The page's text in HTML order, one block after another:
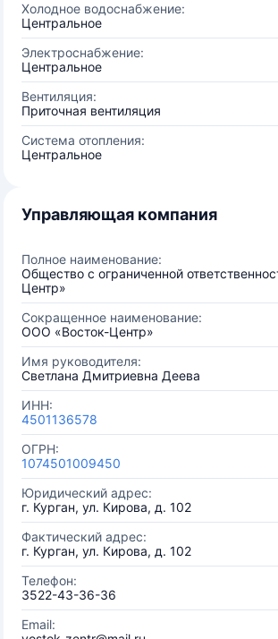
Холодное водоснабжение:
Центральное
Электроснабжение:
Центральное
Вентиляция:
Приточная вентиляция
Система отопления:
Центральное
Управляющая компания
Полное наименование:
Общество с ограниченной
Центр»
Сокращенное наименование:
ООО «Восток-Центр»
Имя руководителя:
Светлана Дмитриевна Деева
ИНН:
4501136578
ОГРН:
1074501009450
Юридический адрес:
г. Курган, ул. Кирова, д. 102
Фактический адрес:
г. Курган, ул. Кирова, д. 102
Телефон:
3522-43-36-36
Email: